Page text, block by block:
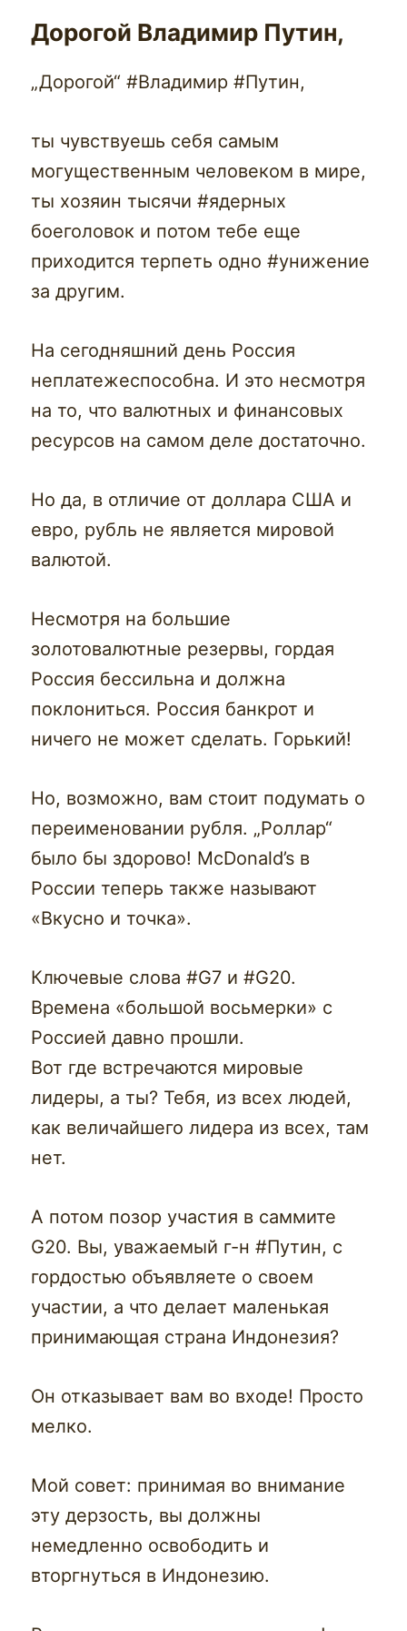
Дорогой Владимир Путин,
„Дорогой“ #Владимир #Путин,
ты чувствуешь себя самым
могущественным человеком в мире,
ты хозяин тысячи #ядерных
боеголовок и потом тебе еще
приходится терпеть одно #унижение
за другим.
На сегодняшний день Россия
неплатежеспособна. И это несмотря
на то, что валютных и финансовых
ресурсов на самом деле достаточно.
Но да, в отличие от доллара США и
евро, рубль не является мировой
валютой.
Несмотря на большие
золотовалютные резервы, гордая
Россия бессильна и должна
поклониться. Россия банкрот и
ничего не может сделать. Горький!
Но, возможно, вам стоит подумать о
переименовании рубля. „Роллар“
было бы здорово! McDonald’s в
России теперь также называют
«Вкусно и точка».
Ключевые слова #G7 и #G20.
Времена «большой восьмерки» с
Россией давно прошли.
Вот где встречаются мировые
лидеры, а ты? Тебя, из всех людей,
как величайшего лидера из всех, там
нет.
А потом позор участия в саммите
G20. Вы, уважаемый г-н #Путин, с
гордостью объявляете о своем
участии, а что делает маленькая
принимающая страна Индонезия?
Он отказывает вам во входе! Просто
мелко.
Мой совет: принимая во внимание
эту дерзость, вы должны
немедленно освободить и
вторгнуться в Индонезию.